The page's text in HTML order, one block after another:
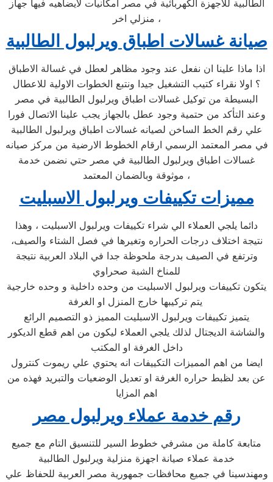
الطالبية للاجهزة الكهربائية في مصر امكانيات لايضاهيه فيها جهاز
منزلي اخر ،
صيانة غسالات اطباق ويرلبول الطالبية
اذا ماذا علينا ان نفعل عند وجود مظاهر لعطل في غسالة الاطباق
؟ اولا نقراء كتيب التشغيل جيدا ونتبع الخطوات الاولية للاعطال
البسيطة من توكيل غسالات اطباق ويرلبول الطالبية في مصر
وعند التأكد من حتمية وجود عطل بالجهاز يجب علينا الاتصال فورا
علي رقم الخط الساخن لصيانه غسالات اطباق ويرلبول الطالبية
في مصر المعتمد الرسمي ارقام الخطوط الارضية من مركز صيانه
غسالات اطباق ويرلبول الطالبية في مصر حتي نضمن خدمة
موثوقة وبالضمان المعتمد ،
مميزات تكييفات ويرلبول الاسبليت
دائما يلجي العملاء الي شراء تكييفات ويرلبول الاسبليت ، وهذا
نتيجة اختلاف درجات الحراره وتغيرها في فصل الشتاء والصيف،
وترتفع في الصيف بدرجة ملحوظة جدا في البلاد العربية نتيجة
للمناخ الشبة صحراوي
يتكون تكييفات ويرلبول الاسبليت من وحده داخلية و وحده خارجية
يتميز تكييفات ويرلبول الاسبليت المميز ذو التصميم الرائع
والشاشة الديجتال لذلك يلجي العملاء ليكون من اهم قطع الديكور
داخل الغرفة او المكتب
ايضا من اهم المميزات التكييفات انه يحتوي علي ريموت كنترول
عن بعد لظبط حراره الغرفة او تعديل الوضعيات والتبريد فهذه من
اهم المزايا
رقم خدمة عملاء ويرلبول مصر
متابعة كاملة من مشرفي خطوط السير للتنسيق التام مع جميع
خدمة عملاء صيانة اجهزة منزلية ويرلبول الطالبية
ومهندسينا في جميع محافظات جمهورية مصر العربية للحفاظ علي